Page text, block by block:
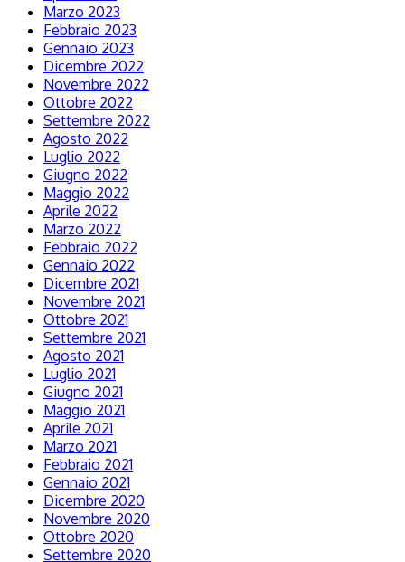
Marzo 2023
Febbraio 2023
Gennaio 2023
Dicembre 2022
Novembre 2022
Ottobre 2022
Settembre 2022
Agosto 2022
Luglio 2022
Giugno 2022
Maggio 2022
Aprile 2022
Marzo 2022
Febbraio 2022
Gennaio 2022
Dicembre 2021
Novembre 2021
Ottobre 2021
Settembre 2021
Agosto 2021
Luglio 2021
Giugno 2021
Maggio 2021
Aprile 2021
Marzo 2021
Febbraio 2021
Gennaio 2021
Dicembre 2020
Novembre 2020
Ottobre 2020
Settembre 2020